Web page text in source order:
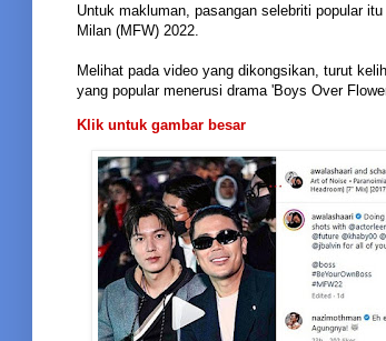
Untuk makluman, pasangan selebriti popular
Milan (MFW) 2022.
Melihat pada video yang dikongsikan, turut
yang popular menerusi drama 'Boys Over
Klik untuk gambar besar